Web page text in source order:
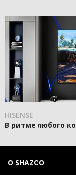
HISENSE
В ритме любого
О SHAZOO